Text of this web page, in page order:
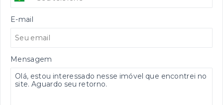
E-mail
Mensagem